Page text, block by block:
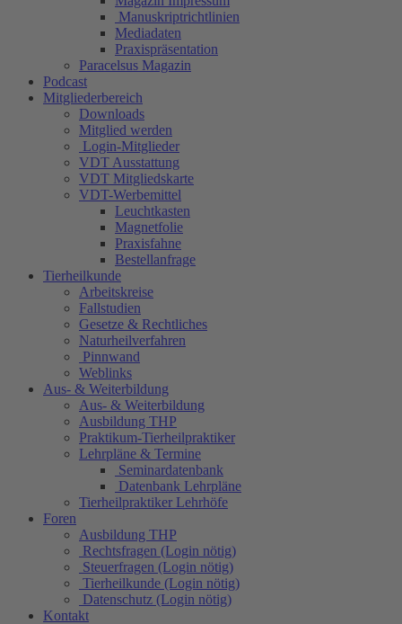
Manuskriptrichtlinien
Mediadaten
Praxispräsentation
Paracelsus Magazin
Podcast
Mitgliederbereich
Downloads
Mitglied werden
Login-Mitglieder
VDT Ausstattung
VDT Mitgliedskarte
VDT-Werbemittel
Leuchtkasten
Magnetfolie
Praxisfahne
Bestellanfrage
Tierheilkunde
Arbeitskreise
Fallstudien
Gesetze & Rechtliches
Naturheilverfahren
Pinnwand
Weblinks
Aus- & Weiterbildung
Aus- & Weiterbildung
Ausbildung THP
Praktikum-Tierheilpraktiker
Lehrpläne & Termine
Seminardatenbank
Datenbank Lehrpläne
Tierheilpraktiker Lehrhöfe
Foren
Ausbildung THP
Rechtsfragen (Login nötig)
Steuerfragen (Login nötig)
Tierheilkunde (Login nötig)
Datenschutz (Login nötig)
Kontakt